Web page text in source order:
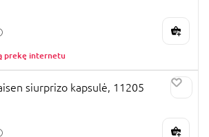
prekę internetu
siurprizo kapsulė, 11205